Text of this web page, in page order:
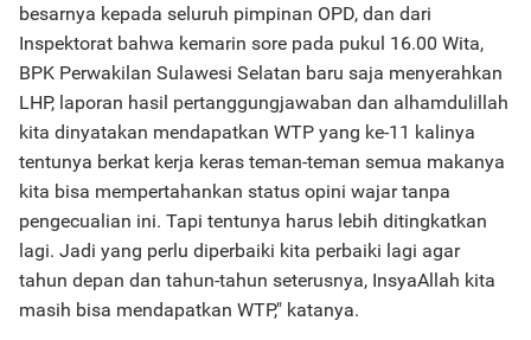
besarnya kepada seluruh pimpinan OPD, dan dari
Inspektorat bahwa kemarin sore pada pukul 16.00 Wita,
BPK Perwakilan Sulawesi Selatan baru saja menyerahkan
LHP, laporan hasil pertanggungjawaban dan alhamdulillah
kita dinyatakan mendapatkan WTP yang ke-11 kalinya
tentunya berkat kerja keras teman-teman semua makanya
kita bisa mempertahankan status opini wajar tanpa
pengecualian ini. Tapi tentunya harus lebih ditingkatkan
lagi. Jadi yang perlu diperbaiki kita perbaiki lagi agar
tahun depan dan tahun-tahun seterusnya, InsyaAllah kita
masih bisa mendapatkan WTP," katanya.